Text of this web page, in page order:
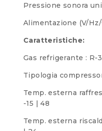
Pressione sonora
Alimentazione (V/
Caratteristiche:
Gas refrigerante : R-
Tipologia
Temp. esterna
-15 | 48
Temp. esterna